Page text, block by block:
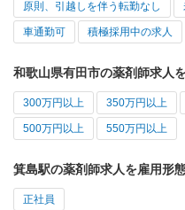
原則、引越しを伴う転勤なし
車通勤可 積極採用中の求人
和歌山県有田市の薬剤師求人
300万円以上 350万円以上
500万円以上 550万円以上
箕島駅の薬剤師求人を雇用形
正社員